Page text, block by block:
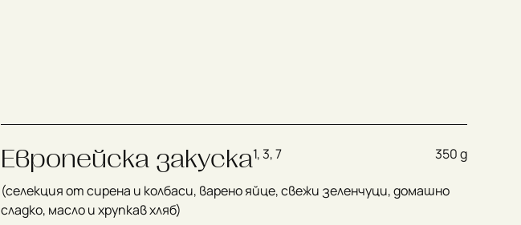
Европейска закуска1, 3, 7 350 g
(селекция от сирена и колбаси, варено яйце, свежи зеленчуци, домашно
сладко, масло и хрупкав хляб)